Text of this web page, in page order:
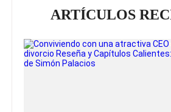
ARTÍCULOS